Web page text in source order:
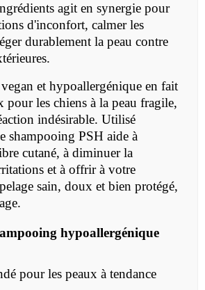
agit en synergie pour
d'inconfort, calmer les
durablement la peau contre
et hypoallergénique en fait
pour les chiens à la peau fragile,
indésirable. Utilisé
shampooing PSH aide à
cutané, à diminuer la
et à offrir à votre
sain, doux et bien protégé,
hypoallergénique
pour les peaux à tendance